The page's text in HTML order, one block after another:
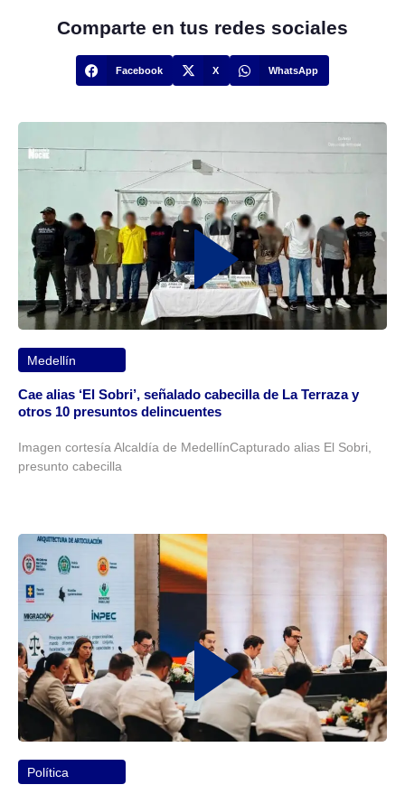
Comparte en tus redes sociales
Facebook X WhatsApp
Medellín
Cae alias ‘El Sobri’, señalado cabecilla de La Terraza y
otros 10 presuntos delincuentes
Imagen cortesía Alcaldía de MedellínCapturado alias El Sobri,
presunto cabecilla
Política